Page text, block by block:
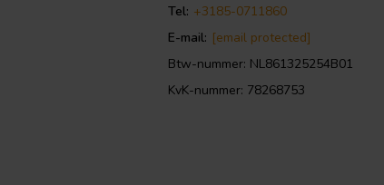
Tel: +3185-0711860
E-mail: [email protected]
Btw-nummer: NL861325254B01
KvK-nummer: 78268753